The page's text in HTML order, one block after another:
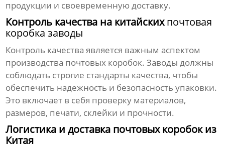
продукции и своевременную доставку.
Контроль качества на китайскихпочтовая
коробка заводы
Контроль качества является важным аспектом
производства почтовых коробок. Заводы должны
соблюдать строгие стандарты качества, чтобы
обеспечить надежность и безопасность упаковки.
Это включает в себя проверку материалов,
размеров, печати, склейки и прочности.
Логистика и доставка почтовых коробок из
Китая